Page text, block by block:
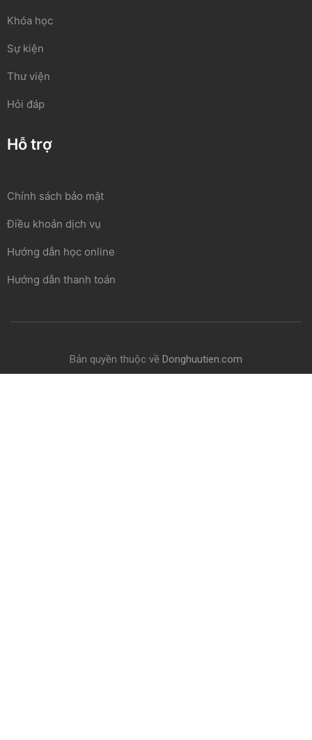
Khóa học
Sự kiện
Thư viện
Hỏi đáp
Hỗ trợ
Chính sách bảo mật
Điều khoản dịch vụ
Hướng dẫn học online
Hướng dẫn thanh toán
Bản quyền thuộc về Donghuutien.com